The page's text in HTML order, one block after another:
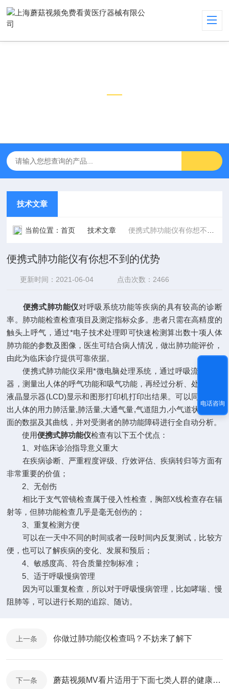
技术文章
当前位置：首页 技术文章 便携式肺功能仪有你想不到的优势
便携式肺功能仪有你想不到的优势
更新时间：2021-06-04 点击次数：2466
便携式肺功能仪对呼吸系统功能等疾病的具有较高的诊断
率。肺功能检查检查项目及测定指标众多。患者只需在高精度的
触头上呼气，通过*电子技术处理即可快速检测算出数十项人体
肺功能的参数及图像，医生可结合病人情况，做出肺功能评价，
由此为临床诊疗提供可靠依据。
便携式肺功能仪采用*微电脑处理系统，通过呼吸流量传感
器，测量出人体的呼气功能和吸气功能，再经过分析、处理，由
液晶显示器(LCD)显示和图形打印机打印出结果。可以同时检测
出人体的用力肺活量,肺活量,大通气量,气道阻力,小气道状况等方
面的数据及其曲线，并对受测者的肺功能障碍进行全自动分析。
使用便携式肺功能仪检查有以下五个优点：
1、对临床诊治指导意义重大
在疾病诊断、严重程度评级、疗效评估、疾病转归等方面有
非常重要的价值；
2、无创伤
相比于支气管镜检查属于侵入性检查，胸部X线检查存在辐
射等，但肺功能检查几乎是毫无创伤的；
3、重复检测方便
可以在一天中不同的时间或者一段时间内反复测试，比较方
便，也可以了解疾病的变化、发展和预后；
4、敏感度高、符合质量控制标准；
5、适于呼吸慢病管理
因为可以重复检查，所以对于呼吸慢病管理，比如哮喘、慢
阻肺等，可以进行长期的追踪、随访。
上一条 你做过肺功能仪检查吗？不妨来了解下
下一条 蘑菇视频MV看片适用于下面七类人群的健康管理
电话咨询